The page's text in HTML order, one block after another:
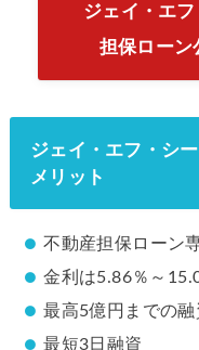
ジェイ・エ
担保ローン
ジェイ・エフ・シ
メリット
不動産担保ローン
金利は5.86％～
最高5億円までの
最短3日融資